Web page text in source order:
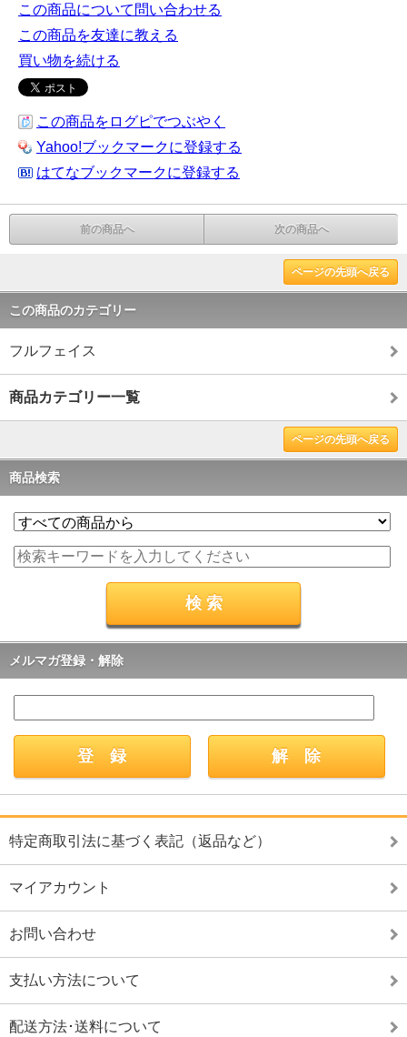
この商品について問い合わせる
この商品を友達に教える
買い物を続ける
この商品をログピでつぶやく
Yahoo!ブックマークに登録する
はてなブックマークに登録する
前の商品へ 次の商品へ
ページの先頭へ戻る
この商品のカテゴリー
フルフェイス
商品カテゴリー一覧
ページの先頭へ戻る
商品検索
メルマガ登録・解除
特定商取引法に基づく表記（返品など）
マイアカウント
お問い合わせ
支払い方法について
配送方法･送料について